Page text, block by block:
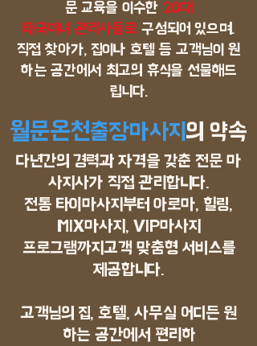
문 교육을 이수한 20대
태국미녀 관리사들로 구성되어 있으며.
직접 찾아가, 집이나 호텔 등 고객님이 원
하는 공간에서 최고의 휴식을 선물해드
립니다.​
월문온천출장마사지 의 약속
다년간의 경력과 자격을 갖춘 전문 마
사지사가 직접 관리합니다.
전통 타이마사지부터 아로마, 힐링,
MIX마사지, VIP마사지
프로그램까지 고객 맞춤형 서비스를
제공합니다.
고객님의 집, 호텔, 사무실 어디든 원
하는 공간에서 편리하